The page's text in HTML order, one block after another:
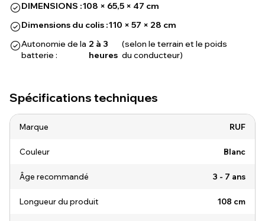
DIMENSIONS :108 × 65,5 × 47 cm
Dimensions du colis :110 × 57 × 28 cm
Autonomie de la
batterie :
2 à 3
heures
(selon le terrain et le poids
du conducteur)
Spécifications techniques
Marque RUF
Couleur Blanc
Âge recommandé 3 - 7 ans
Longueur du produit 108 cm